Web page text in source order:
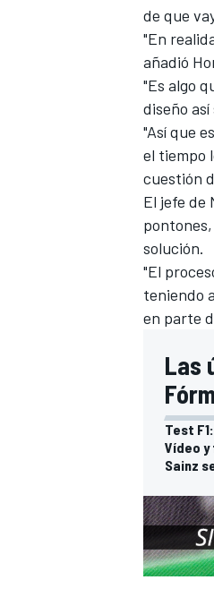
de que
"En
añadió
"Es algo
diseño
"Así que
el tiempo
cuestión
El jefe de
solución.
"El
teniendo
en parte
Las
Test
Vídeo
Sainz